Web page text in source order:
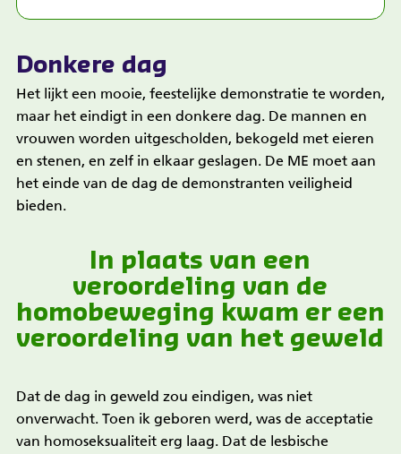
Donkere dag
Het lijkt een mooie, feestelijke demonstratie te worden,
maar het eindigt in een donkere dag. De mannen en
vrouwen worden uitgescholden, bekogeld met eieren
en stenen, en zelf in elkaar geslagen. De ME moet aan
het einde van de dag de demonstranten veiligheid
bieden.
In plaats van een
veroordeling van de
homobeweging kwam er een
veroordeling van het geweld
Dat de dag in geweld zou eindigen, was niet
onverwacht. Toen ik geboren werd, was de acceptatie
van homoseksualiteit erg laag. Dat de lesbische